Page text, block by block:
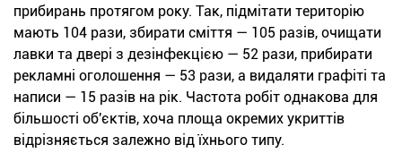
прибирань протягом року. Так, підмітати територію
мають 104 рази, збирати сміття — 105 разів, очищати
лавки та двері з дезінфекцією — 52 рази, прибирати
рекламні оголошення — 53 рази, а видаляти графіті та
написи — 15 разів на рік. Частота робіт однакова для
більшості об'єктів, хоча площа окремих укриттів
відрізняється залежно від їхнього типу.